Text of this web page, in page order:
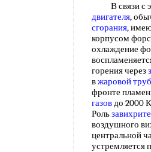
В связи с
двигателя,
сгорания,
корпусом
охлаждение
горения через
вжаровой
фронте
газовдо 2000
Роль
воздушного
центральной
устремляется